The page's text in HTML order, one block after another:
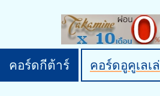
คอร์ดกีต้าร์ คอร์ดอูคูเลเล่